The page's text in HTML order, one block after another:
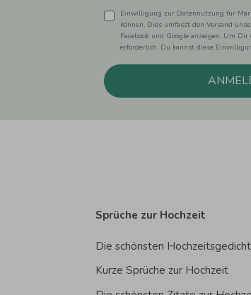
Einwilligung zur Datennutzung für
können. Dies umfasst den Versand
Facebook und Google anzeigen. Um
erforderlich. Du kannst diese
Sprüche zur Hochzeit
Die schönsten
Kurze Sprüche zur Hochzeit